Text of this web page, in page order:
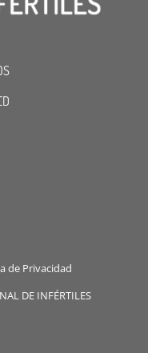
de Privacidad
DE INFÉRTILES